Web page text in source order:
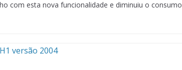
com esta nova funcionalidade e diminuiu o consumo